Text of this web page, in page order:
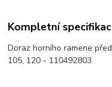
Kompletní
Doraz horního ramene
105, 120 - 110492803